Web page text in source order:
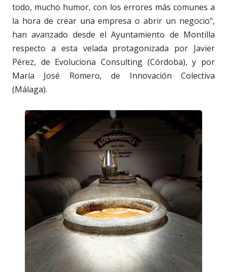
todo, mucho humor, con los errores más comunes a
la hora de crear una empresa o abrir un negocio",
han avanzado desde el Ayuntamiento de Montilla
respecto a esta velada protagonizada por Javier
Pérez, de Evoluciona Consulting (Córdoba), y por
María José Romero, de Innovación Colectiva
(Málaga).